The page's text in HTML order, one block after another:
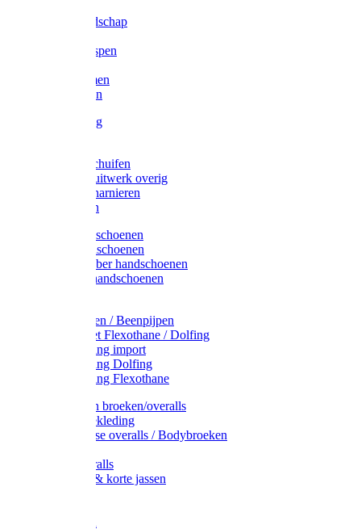
Meetgereedschap
Vijlen / Raspen
Lijmklemmen
Waterpassen
Bouwbeslag
Grendels/schuifen
Hang en sluitwerk overig
Hengen/scharnieren
Scharnieren
Latex handschoenen
Leren handschoenen
PVC / Rubber handschoenen
Katoenen handschoenen
Plukmouwen / Beenpijpen
Reparatieset Flexothane / Dolfing
Regenkleding import
Regenkleding Dolfing
Regenkleding Flexothane
Toebehoren broeken/overalls
Signalisatiekleding
Amerikaanse overalls / Bodybroeken
Kinderoveralls
Stofjassen & korte jassen